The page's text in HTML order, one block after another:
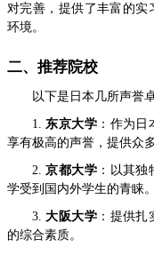
对完善，提供了丰富的实
环境。
二、推荐院校
以下是日本几所声誉
1. 东京大学 ：作为
享有极高的声誉，提供众
2.京都大学 ：以其
学受到国内外学生的青睐。
3.大阪大学 ：提供
的综合素质。